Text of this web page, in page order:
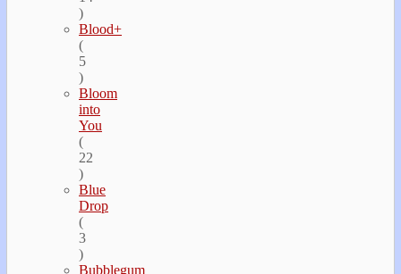
)
Blood+
(
5
)
Bloom
into
You
(
22
)
Blue
Drop
(
3
)
Bubblegum